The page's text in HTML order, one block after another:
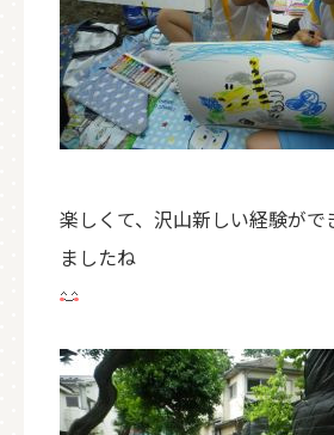
楽しくて、沢山新しい経験がで
ましたね